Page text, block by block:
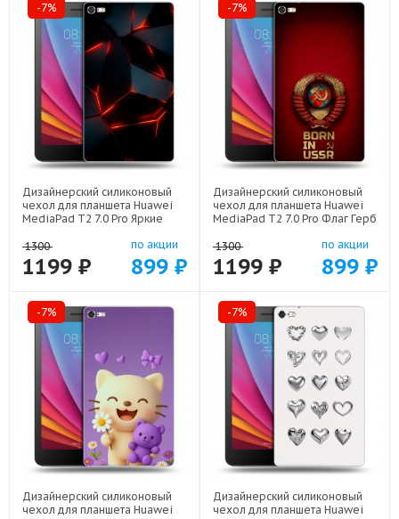
-7%
Дизайнерский силиконовый
чехол для планшета Huawei
MediaPad T2 7.0 Pro Яркие
1300
1199 ₽
по акции
899 ₽
-7%
Дизайнерский силиконовый
чехол для планшета Huawei
MediaPad T2 7.0 Pro Флаг Герб
1300
1199 ₽
по акции
899 ₽
-7%
Дизайнерский силиконовый
чехол для планшета Huawei
-7%
Дизайнерский силиконовый
чехол для планшета Huawei